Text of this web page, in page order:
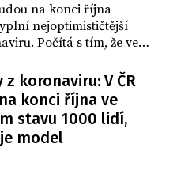
na konci října
nejoptimističtější
Počítá s tím, že ve
podle něj zemře s
scénář pak
nakaženými za den.
z koronaviru: V ČR
konci října ve
stavu 1000 lidí,
model